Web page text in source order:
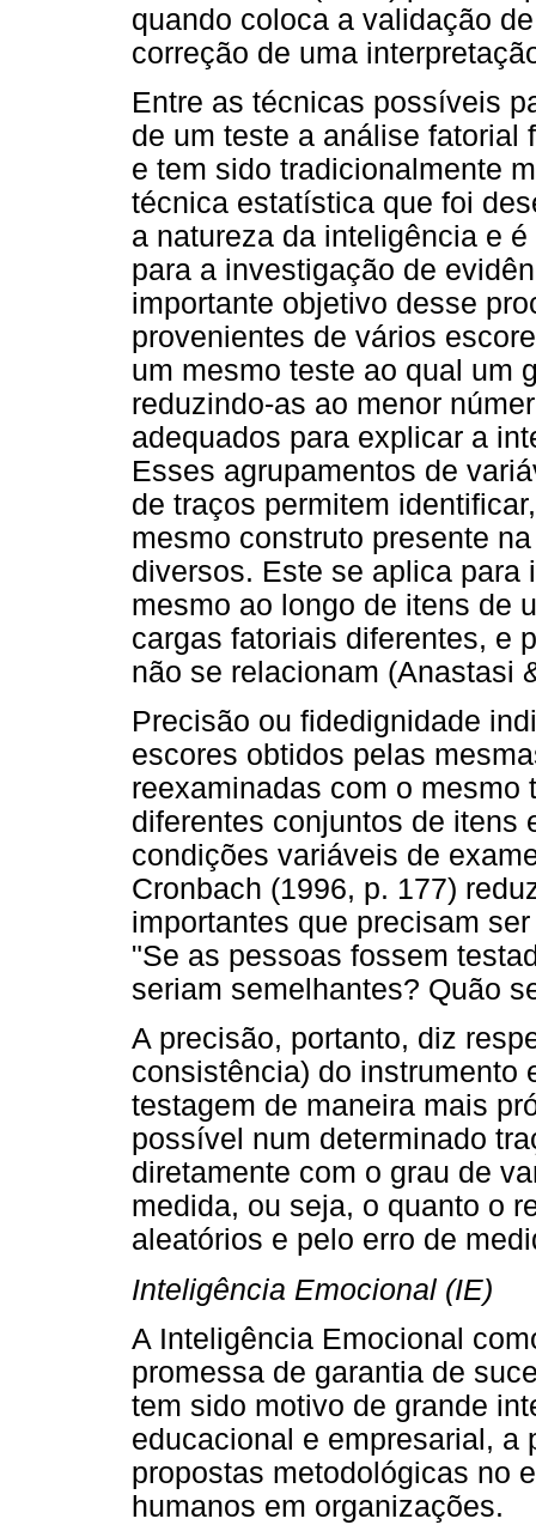
quando coloca a validação
correção de uma
Entre as técnicas possíveis
de um teste a análise fatorial
e tem sido tradicionalmente
técnica estatística que foi
a natureza da inteligência e
para a investigação de
importante objetivo desse
provenientes de vários
um mesmo teste ao qual um
reduzindo-as ao menor
adequados para explicar a
Esses agrupamentos de
de traços permitem
mesmo construto presente
diversos. Este se aplica
mesmo ao longo de itens de
cargas fatoriais diferentes, e
não se relacionam (Anastasi
Precisão ou fidedignidade
escores obtidos pelas
reexaminadas com o
diferentes conjuntos de itens
condições variáveis de
Cronbach (1996, p. 177)
importantes que precisam
"Se as pessoas fossem
seriam semelhantes? Quão
A precisão, portanto, diz
consistência) do instrumento
testagem de maneira mais
possível num determinado
diretamente com o grau de
medida, ou seja, o quanto o
aleatórios e pelo erro de
Inteligência Emocional (IE)
A Inteligência Emocional
promessa de garantia de
tem sido motivo de grande
educacional e empresarial, a
propostas metodológicas no
humanos em organizações.